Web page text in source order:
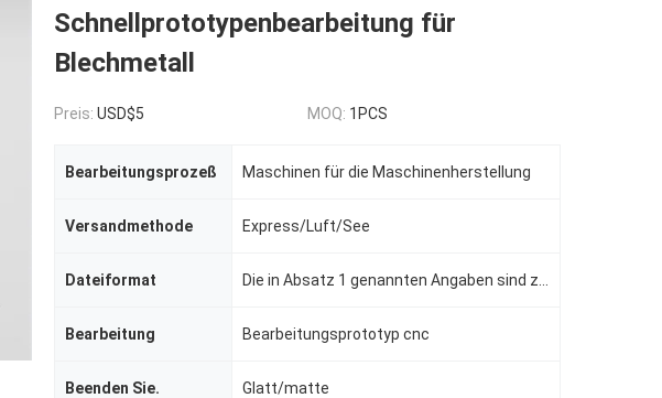
Schnellprototypenbearbeitung für
Blechmetall
Preis: USD$5 MOQ: 1PCS
Bearbeitungsprozeß Maschinen für die Maschinenherstellung
Versandmethode Express/Luft/See
Dateiformat
Bearbeitung Bearbeitungsprototyp cnc
Beenden Sie. Glatt/matte